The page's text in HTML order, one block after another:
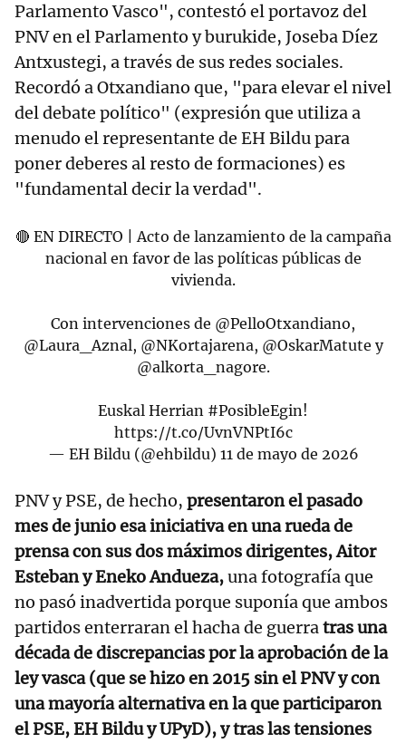
Parlamento Vasco", contestó el portavoz del
PNV en el Parlamento y burukide, Joseba Díez
Antxustegi, a través de sus redes sociales.
Recordó a Otxandiano que, "para elevar el nivel
del debate político" (expresión que utiliza a
menudo el representante de EH Bildu para
poner deberes al resto de formaciones) es
"fundamental decir la verdad".
🔴 EN DIRECTO | Acto de lanzamiento de la campaña
nacional en favor de las políticas públicas de
vivienda.
Con intervenciones de @PelloOtxandiano,
@Laura_Aznal, @NKortajarena, @OskarMatute y
@alkorta_nagore.
Euskal Herrian #PosibleEgin!
https://t.co/UvnVNPtI6c
— EH Bildu (@ehbildu) 11 de mayo de 2026
PNV y PSE, de hecho, presentaron el pasado
mes de junio esa iniciativa en una rueda de
prensa con sus dos máximos dirigentes, Aitor
Esteban y Eneko Andueza,una fotografía que
no pasó inadvertida porque suponía que ambos
partidos enterraran el hacha de guerratras una
década de discrepancias por la aprobación de la
ley vasca (que se hizo en 2015 sin el PNV y con
una mayoría alternativa en la que participaron
el PSE, EH Bildu y UPyD), y tras las tensiones